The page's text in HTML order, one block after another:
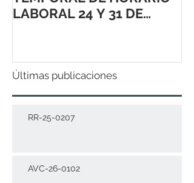
LABORAL 24 Y 31 DE
Últimas publicaciones
RR-25-0207
AVC-26-0102